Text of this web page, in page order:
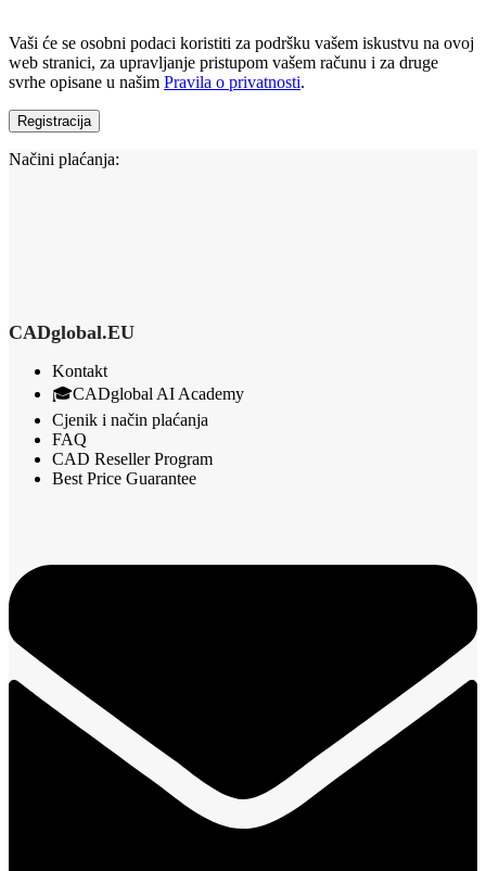
Vaši će se osobni podaci koristiti za podršku vašem iskustvu na ovoj
web stranici, za upravljanje pristupom vašem računu i za druge
svrhe opisane u našim Pravila o privatnosti.
Registracija
Načini plaćanja:
CADglobal.EU
Kontakt
🎓CADglobal AI Academy
Cjenik i način plaćanja
FAQ
CAD Reseller Program
Best Price Guarantee